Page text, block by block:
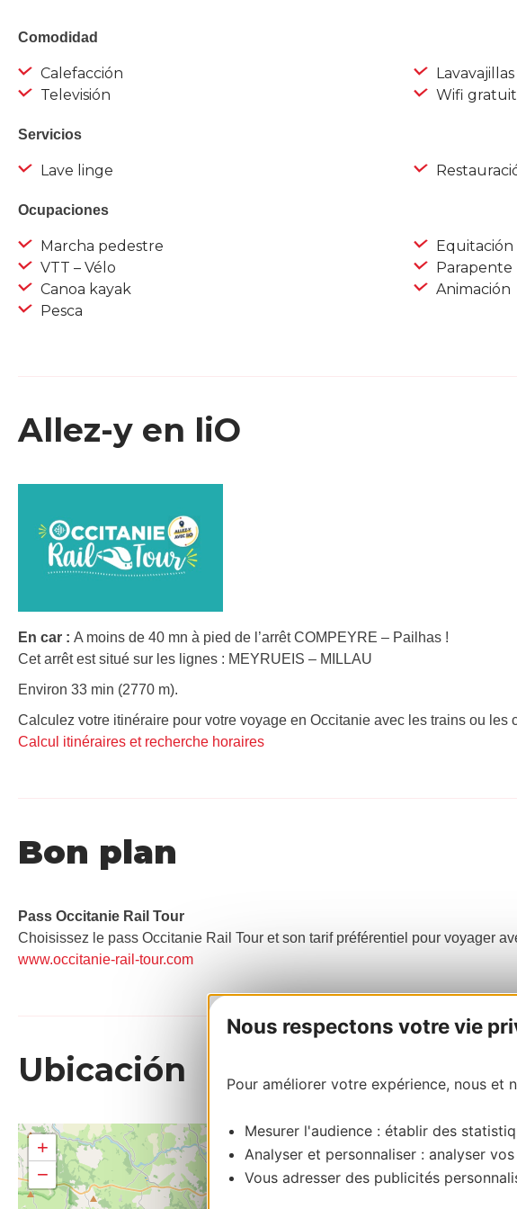
Nous respectons votre vie
Pour améliorer votre expérience, nous et
Mesurer l'audience : établir des
Analyser et personnaliser : analyser
Vous adresser des publicités
Comodidad
Calefacción
Televisión
Lavavajillas
Wifi gratuit
Servicios
Lave linge
Ocupaciones
Marcha pedestre
VTT – Vélo
Canoa kayak
Pesca
Equitación
Parapente
Animación
Allez-y en liO
En car : A moins de 40 mn à pied de l’arrêt COMPEYRE – Pailhas !
Cet arrêt est situé sur les lignes : MEYRUEIS – MILLAU
Environ 33 min (2770 m).
Calculez votre itinéraire pour votre voyage en Occitanie avec les trains ou les
Calcul itinéraires et recherche horaires
Bon plan
Pass Occitanie Rail Tour​
Choisissez le pass Occitanie Rail Tour et son tarif préférentiel pour voyager
www.occitanie-rail-tour.com
Ubicación
+
−